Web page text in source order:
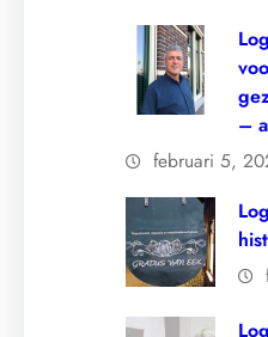
–
februari 5,